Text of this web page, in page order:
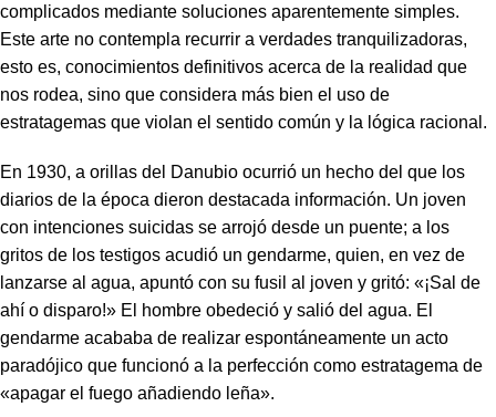
complicados mediante soluciones aparentemente simples.
Este arte no contempla recurrir a verdades tranquilizadoras,
esto es, conocimientos definitivos acerca de la realidad que
nos rodea, sino que considera más bien el uso de
estratagemas que violan el sentido común y la lógica racional.
En 1930, a orillas del Danubio ocurrió un hecho del que los
diarios de la época dieron destacada información. Un joven
con intenciones suicidas se arrojó desde un puente; a los
gritos de los testigos acudió un gendarme, quien, en vez de
lanzarse al agua, apuntó con su fusil al joven y gritó: «¡Sal de
ahí o disparo!» El hombre obedeció y salió del agua. El
gendarme acababa de realizar espontáneamente un acto
paradójico que funcionó a la perfección como estratagema de
«apagar el fuego añadiendo leña».